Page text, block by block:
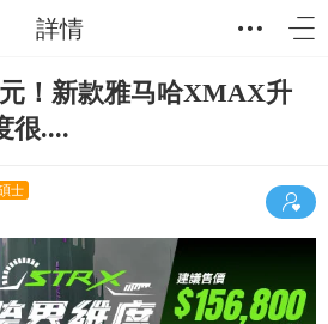
詳情
！新款雅马哈XMAX升
很....
士